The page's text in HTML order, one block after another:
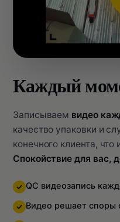
Каждый
Записываем видео
качество упаковки и
конечного клиента,
Спокойствие для вас,
QC видеозапись
Видео решает споры